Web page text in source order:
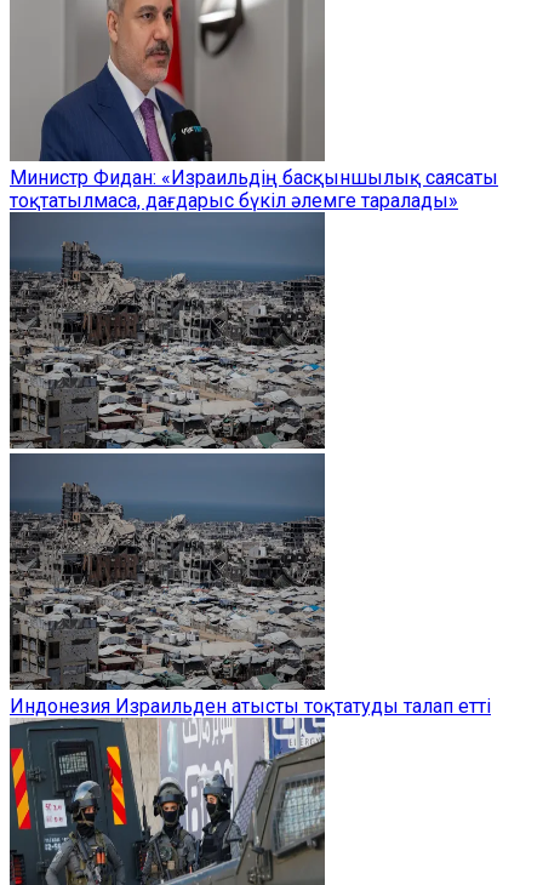
Министр Фидан: «Израильдің басқыншылық саясаты
тоқтатылмаса, дағдарыс бүкіл әлемге таралады»
Индонезия Израильден атысты тоқтатуды талап етті